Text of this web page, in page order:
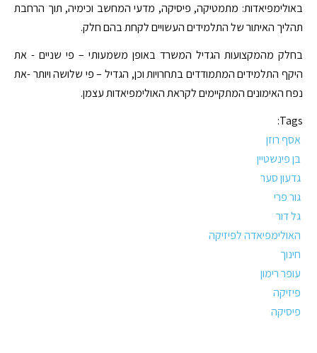
באולימפיאדות: מתמטיקה, פיסיקה, מדעי המחשב וכימיה, תוך הרחבת
תהליך האיתור של התלמידים העשויים לקחת בהם חלק.
בחלק מהמקצועות הגדיל המשרד באופן משמעותי – פי שניים - את
היקף התלמידים המתמודדים בתחרויות וכן, הגדיל – פי שלושה ויותר -את
נפח האימונים המתקיימים לקראת האולימפיאדות עצמן.
Tags:
אסף רוזן
בן פינשטיין
גדעון סער
גור פרי
גל דור
האולימפיאדה לפיזיקה
חינוך
עופר רימון
פיזיקה
פיסיקה